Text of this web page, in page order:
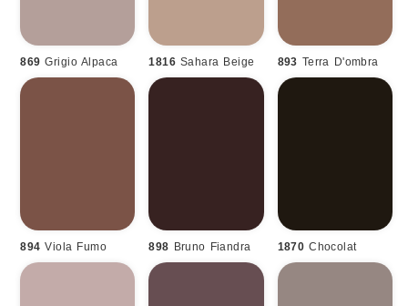
1816 Sahara Beige
869 Grigio Alpaca 893 Terra D'ombra
894 Viola Fumo 898 Bruno Fiandra 1870 Chocolat